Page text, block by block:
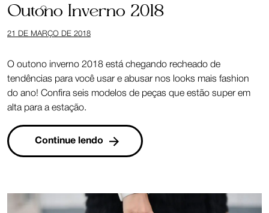
Outono Inverno 2018
21 DE MARÇO DE 2018
O outono inverno 2018 está chegando recheado de
tendências para você usar e abusar nos looks mais fashion
do ano! Confira seis modelos de peças que estão super em
alta para a estação.
Continue lendo